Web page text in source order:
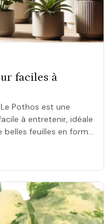
faciles à
Pothos est une
à entretenir, idéale
belles feuilles en forme